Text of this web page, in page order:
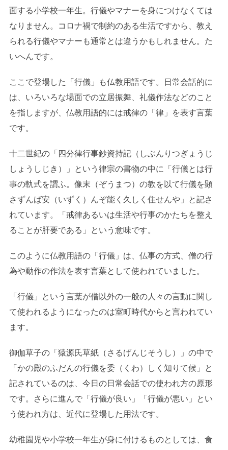
面する小学校一年生。行儀やマナーを身につけなくては
なりません。コロナ禍で制約のある生活ですから、教え
られる行儀やマナーも通常とは違うかもしれません。た
いへんです。
ここで登場した「行儀」も仏教用語です。日常会話的に
は、いろいろな場面での立居振舞、礼儀作法などのこと
を指しますが、仏教用語的には戒律の「律」を表す言葉
です。
十二世紀の「四分律行事鈔資持記（しぶんりつぎょうじ
しょうしじき）」という律宗の書物の中に「行儀とは行
事の軌式を謂ふ。像末（ぞうまつ）の教を以て行儀を顕
さずんば安（いずく）んぞ能く久しく住せんや」と記さ
れています。「戒律あるいは生活や行事のかたちを整え
ることが肝要である」という意味です。
このように仏教用語の「行儀」は、仏事の方式、僧の行
為や動作の作法を表す言葉として使われていました。
「行儀」という言葉が僧以外の一般の人々の言動に関し
て使われるようになったのは室町時代からと言われてい
ます。
御伽草子の「猿源氏草紙（さるげんじそうし）」の中で
「かの殿のふだんの行儀を委（くわ）しく知りて候」と
記されているのは、今日の日常会話での使われ方の原形
です。さらに進んで「行儀が良い」「行儀が悪い」とい
う使われ方は、近代に登場した用法です。
幼稚園児や小学校一年生が身に付けるものとしては、食